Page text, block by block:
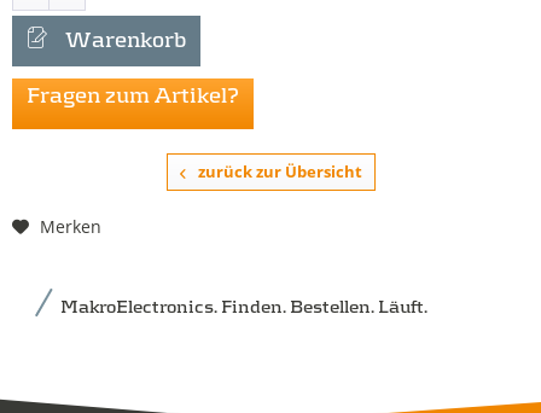
Warenkorb
Fragen zum Artikel?
zurück zur Übersicht
Merken
MakroElectronics. Finden. Bestellen. Läuft.